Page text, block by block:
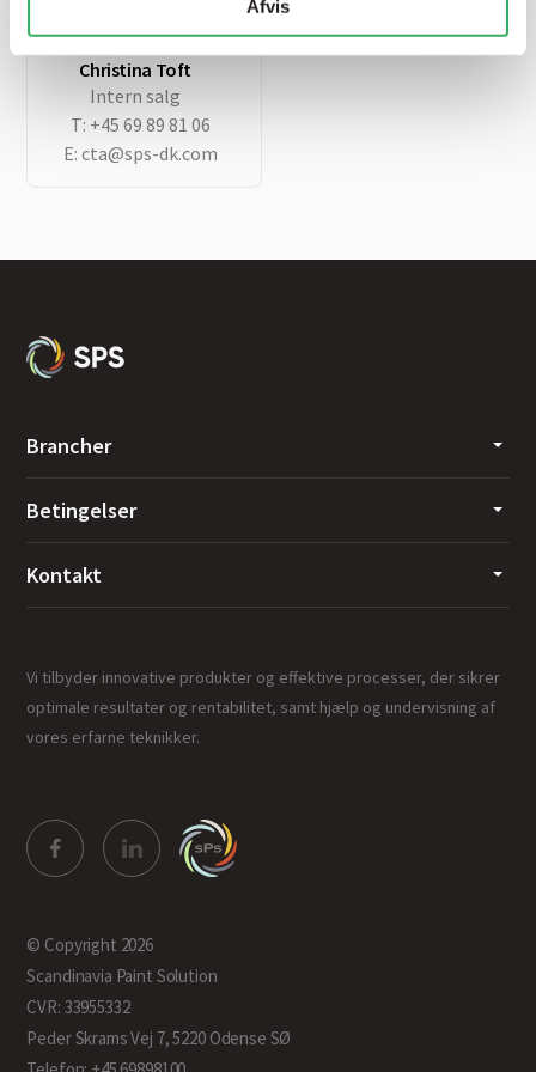
Afvis
Christina Toft
Intern salg
T: +45 69 89 81 06
E: cta@sps-dk.com
Brancher
Betingelser
Kontakt
Vi tilbyder innovative produkter og effektive processer, der sikrer
optimale resultater og rentabilitet, samt hjælp og undervisning af
vores erfarne teknikker.
© Copyright 2026
Scandinavia Paint Solution
CVR: 33955332
Peder Skrams Vej 7, 5220 Odense SØ